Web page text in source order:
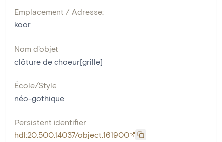
Emplacement / Adresse:
koor
Nom d'objet
clôture de choeur[grille]
École/Style
néo-gothique
Persistent identifier
hdl:20.500.14037/object.161900